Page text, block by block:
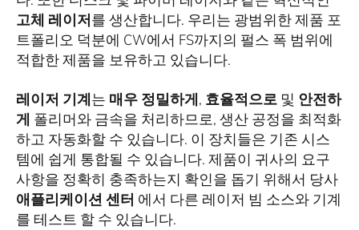
고체 레이저를 생산합니다. 우리는 광범위한 제품 포
트폴리오 덕분에 CW에서 FS까지의 펄스 폭 범위에
적합한 제품을 보유하고 있습니다.
레이저 기계는 매우 정밀하게, 효율적으로 및 안전하
게 폴리머와 금속을 처리하므로, 생산 공정을 최적화
하고 자동화할 수 있습니다. 이 장치들은 기존 시스
템에 쉽게 통합될 수 있습니다. 제품이 귀사의 요구
사항을 정확히 충족하는지 확인을 돕기 위해서 당사
애플리케이션 센터 에서 다른 레이저 빔 소스와 기계
를 테스트 할 수 있습니다.